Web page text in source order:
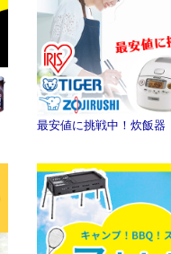
最安値に挑戦中！炊飯器